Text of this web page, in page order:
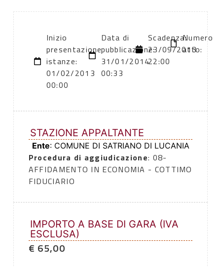
Inizio
presentazione
istanze:
01/02/2013
00:00
Data di
pubblicazione:
31/01/2014
00:33
Scadenza:
23/09/2013
22:00
Numero
atto:
STAZIONE APPALTANTE
Ente: COMUNE DI SATRIANO DI LUCANIA
Procedura di aggiudicazione: 08-
AFFIDAMENTO IN ECONOMIA - COTTIMO
FIDUCIARIO
IMPORTO A BASE DI GARA (IVA
ESCLUSA)
€ 65,00